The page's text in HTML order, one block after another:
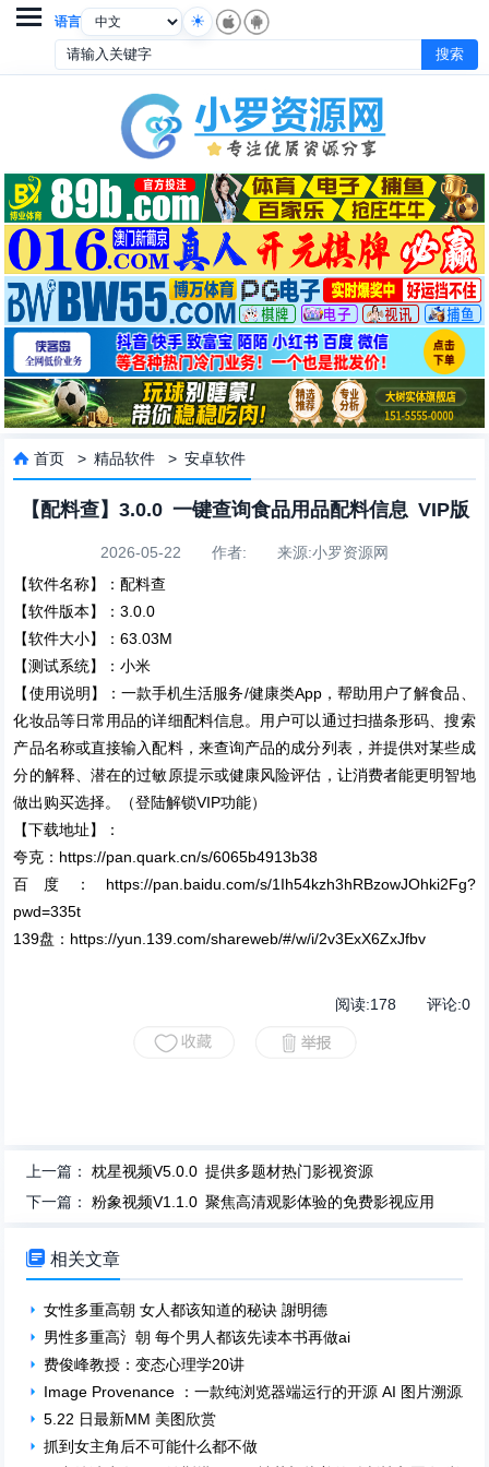
语言

 首页 >精品软件 >安卓软件
【配料查】3.0.0 一键查询食品用品配料信息 VIP版
2026-05-22 作者: 来源:小罗资源网
【软件名称】：配料查
【软件版本】：3.0.0
【软件大小】：63.03M
【测试系统】：小米
【使用说明】：一款手机生活服务/健康类App，帮助用户了解食品、
化妆品等日常用品的详细配料信息。用户可以通过扫描条形码、搜索
产品名称或直接输入配料，来查询产品的成分列表，并提供对某些成
分的解释、潜在的过敏原提示或健康风险评估，让消费者能更明智地
做出购买选择。（登陆解锁VIP功能）
【下载地址】：
夸克：https://pan.quark.cn/s/6065b4913b38
百度：https://pan.baidu.com/s/1Ih54kzh3hRBzowJOhki2Fg?
pwd=335t
139盘：https://yun.139.com/shareweb/#/w/i/2v3ExX6ZxJfbv
阅读:178 评论:0
上一篇：枕星视频V5.0.0 提供多题材热门影视资源
下一篇：粉象视频V1.1.0 聚焦高清观影体验的免费影视应用
 相关文章
女性多重高朝 女人都该知道的秘诀 謝明德
男性多重高氵朝 每个男人都该先读本书再做ai
费俊峰教授：变态心理学20讲
Image Provenance ：一款纯浏览器端运行的开源 AI 图片溯源工
5.22 日最新MM 美图欣赏
抓到女主角后不可能什么都不做